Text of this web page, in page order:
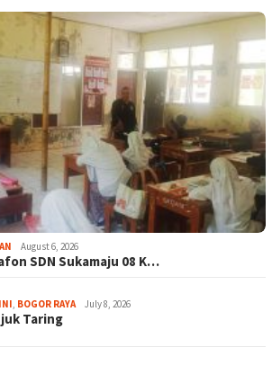
August 6, 2026
SDN Sukamaju 08 K…
, BOGOR RAYA July 8, 2026
Taring